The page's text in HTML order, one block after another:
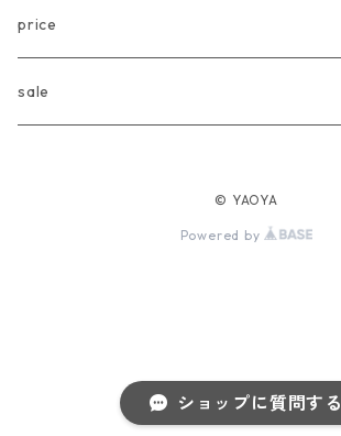
ショップに質問する
CARLIJNQ
CIENTA
FOV・undeny.
bottoms
one piece
Baby
〜80cm
price
〜3000円
sale
© YAOYA
Powered by